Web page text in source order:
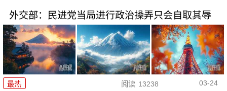
外交部：民进党当局进行政治操弄只会自取其辱
最热 阅读 13238 03-24